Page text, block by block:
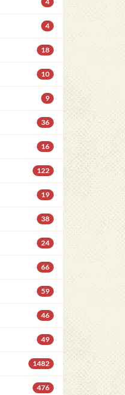
4
18
10
9
36
16
122
19
38
24
66
59
46
49
1482
476